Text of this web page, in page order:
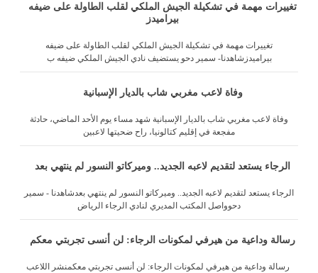
تغييرات مهمة في تشكيلة الجيش الملكي لقلب الطاولة على ضيفه
بيراميدز
تغييرات مهمة في تشكيلة الجيش الملكي لقلب الطاولة على ضيفه
بيراميدزشاهدنا- سمير دحو يستضيف نادي الجيش الملكي ضيفه ب
وفاة لاعب مغربي شاب بالديار الإسبانية
وفاة لاعب مغربي شاب بالديار الإسبانية شهد مساء يوم الأحد الماضي، حادثة
مفجعة في إقليم كتالونيا، راح ضحيتها لاعبين
الرجاء يستعد لتقديم لاعبه الجديد.. وميركاتو النسور لم ينتهي بعد
الرجاء يستعد لتقديم لاعبه الجديد.. وميركاتو النسور لم ينتهي بعدشاهدنا - سمير
دحوواصل المكتب المديري لنادي الرجاء الرياض
رسالة وداعية من هيرفي لمكونات الرجاء: لن أنسى تجربتي معكم
رسالة وداعية من هيرفي لمكونات الرجاء: لن أنسى تجربتي معكمنشر اللاعب